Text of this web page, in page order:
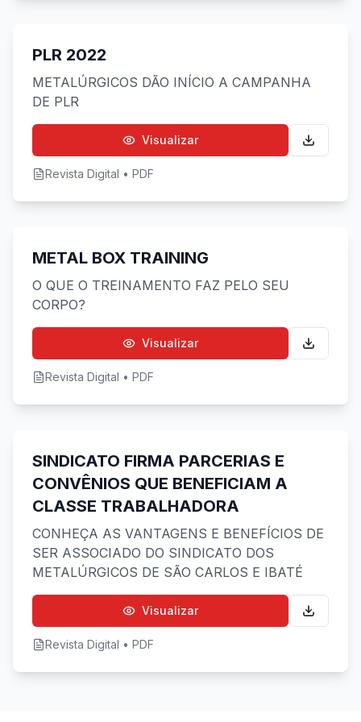
Preview indisponível
PLR 2022
METALÚRGICOS DÃO INÍCIO A CAMPANHA
DE PLR
Visualizar
Revista Digital • PDF
Preview indisponível
METAL BOX TRAINING
O QUE O TREINAMENTO FAZ PELO SEU
CORPO?
Visualizar
Revista Digital • PDF
SINDICATO FIRMA PARCERIAS E
CONVÊNIOS QUE BENEFICIAM A
CLASSE TRABALHADORA
CONHEÇA AS VANTAGENS E BENEFÍCIOS DE
SER ASSOCIADO DO SINDICATO DOS
METALÚRGICOS DE SÃO CARLOS E IBATÉ
Visualizar
Revista Digital • PDF